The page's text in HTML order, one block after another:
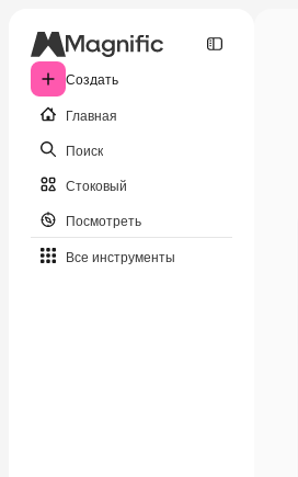
Создать
Главная
Поиск
Стоковый
Посмотреть
Все инструменты